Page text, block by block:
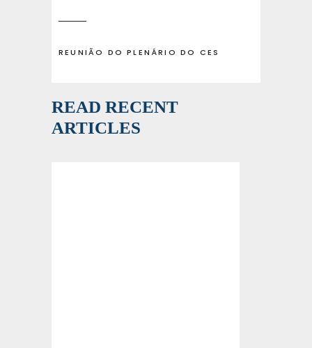
REUNIÃO DO PLENÁRIO DO CES
READ RECENT
ARTICLES